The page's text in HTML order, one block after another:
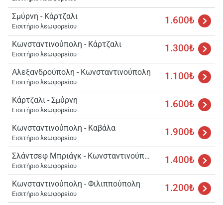
Σμύρνη - Κάρτζαλι
Εισιτήριο λεωφορείου 1.600₺
Κωνσταντινούπολη - Κάρτζαλι
Εισιτήριο λεωφορείου 1.300₺
Αλεξανδρούπολη - Κωνσταντινούπολη
Εισιτήριο λεωφορείου 1.100₺
Κάρτζαλι - Σμύρνη
Εισιτήριο λεωφορείου 1.600₺
Κωνσταντινούπολη - Καβάλα
Εισιτήριο λεωφορείου 1.900₺
Σλάντσεφ Μπριάγκ - Κωνσταντινούπολη
Εισιτήριο λεωφορείου 1.400₺
Κωνσταντινούπολη - Φιλιππούπολη
Εισιτήριο λεωφορείου 1.200₺